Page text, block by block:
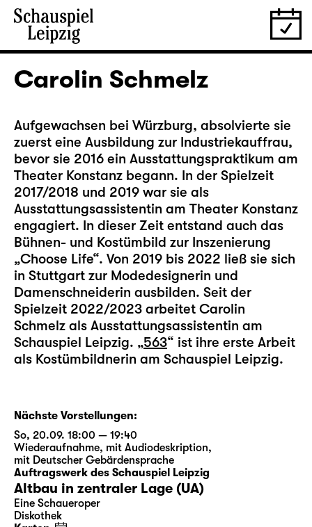
Carolin Schmelz
Aufgewachsen bei Würzburg, absolvierte sie
zuerst eine Ausbildung zur Industriekauffrau,
bevor sie 2016 ein Ausstattungspraktikum am
Theater Konstanz begann. In der Spielzeit
2017/2018 und 2019 war sie als
Ausstattungsassistentin am Theater Konstanz
engagiert. In dieser Zeit entstand auch das
Bühnen- und Kostümbild zur Inszenierung
„Choose Life“. Von 2019 bis 2022 ließ sie sich
in Stuttgart zur Modedesignerin und
Damenschneiderin ausbilden. Seit der
Spielzeit 2022/2023 arbeitet Carolin
Schmelz als Ausstattungsassistentin am
Schauspiel Leipzig. „563“ ist ihre erste Arbeit
als Kostümbildnerin am Schauspiel Leipzig.
Nächste Vorstellungen:
So, 20.09. 18:00 — 19:40
Wiederaufnahme, mit Audiodeskription,
mit Deutscher Gebärdensprache
Auftragswerk des Schauspiel Leipzig
Altbau in zentraler Lage (UA)
Eine Schaueroper
Diskothek